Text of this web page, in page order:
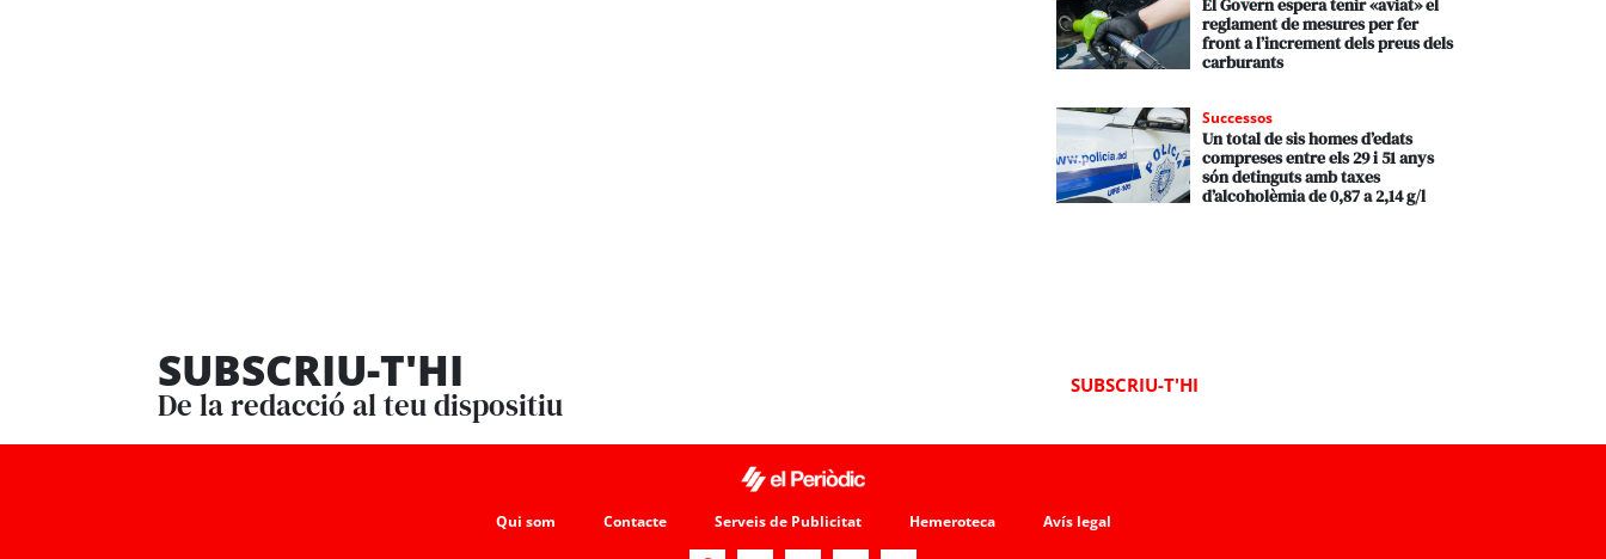
El Govern espera tenir «aviat» el
reglament de mesures per fer
front a l’increment dels preus dels
carburants
Successos
Un total de sis homes d’edats
compreses entre els 29 i 51 anys
són detinguts amb taxes
d’alcoholèmia de 0,87 a 2,14 g/l
SUBSCRIU-T'HI
De la redacció al teu dispositiu
SUBSCRIU-T'HI
Qui som Contacte Serveis de Publicitat Hemeroteca Avís legal